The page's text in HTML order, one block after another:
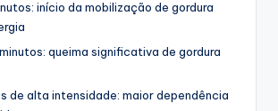
início da mobilização de gordura
queima significativa de gordura
de alta intensidade: maior dependência